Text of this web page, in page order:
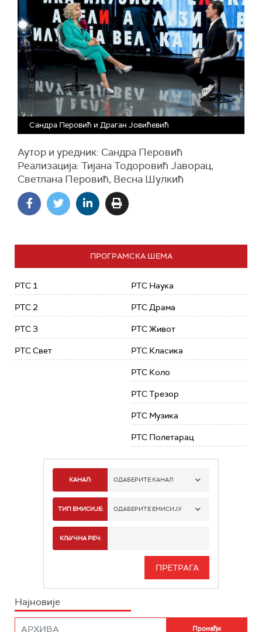
Сандра Перовић и Драган Јовићевић
Аутор и уредник: Сандра Перовић
Реализација: Тијана Тодоровић Јаворац,
Светлана Перовић, Весна Шулкић
ПРОГРАМСКА ШЕМА
РТС 1
РТС 2
РТС 3
РТС Свет
РТС Наука
РТС Драма
РТС Живот
РТС Класика
РТС Коло
РТС Трезор
РТС Музика
РТС Полетарац
КАНАЛ: ОДАБЕРИТЕ КАНАЛ
РТС 1
РТС 3
ТИП ЕМИСИЈЕ: ОДАБЕРИТЕ ЕМИСИЈУ
ИНФО
КЉУЧНА РЕЧ:
Најновије